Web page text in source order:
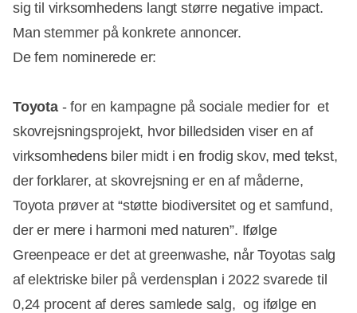
sig til virksomhedens langt større negative impact.
Man stemmer på konkrete annoncer.
De fem nominerede er:
Toyota- for en kampagne på sociale medier for et
skovrejsningsprojekt, hvor billedsiden viser en af
virksomhedens biler midt i en frodig skov, med tekst,
der forklarer, at skovrejsning er en af måderne,
Toyota prøver at “støtte biodiversitet og et samfund,
der er mere i harmoni med naturen”. Ifølge
Greenpeace er det at greenwashe, når Toyotas salg
af elektriske biler på verdensplan i 2022 svarede til
0,24 procent af deres samlede salg, og ifølge en